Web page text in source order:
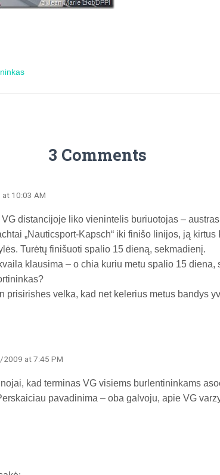
3 Comments
10:03 AM
distancijoje liko vienintelis buriuotojas –
„Nauticsport-Kapsch“ iki finišo linijos, ją
Turėtų finišuoti spalio 15 dieną, sekmadienį.
klausima – o chia kuriu metu spalio 15 diena,
prisirishes velka, kad net kelerius metus bandys
2009 at 7:45 PM
kad terminas VG visiems burlentininkams
pavadinima – oba galvoju, apie VG